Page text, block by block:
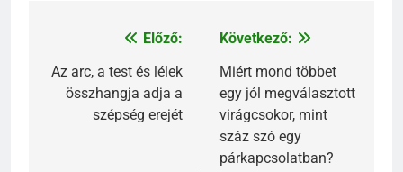
Bejegyzés
navigáció
Előző:
Az arc, a test és lélek
összhangja adja a
szépség erejét
Következő:
Miért mond többet
egy jól megválasztott
virágcsokor, mint
száz szó egy
párkapcsolatban?